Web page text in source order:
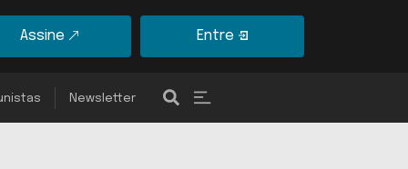
Assine Entre
Newsletter